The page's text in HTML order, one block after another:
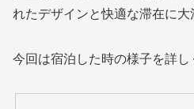
れたデザインと快適な滞在に大
今回は宿泊した時の様子を詳し